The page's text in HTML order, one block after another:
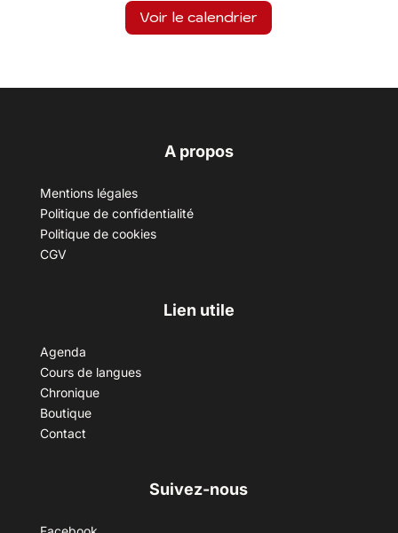
Voir le calendrier
A propos
Mentions légales
Politique de confidentialité
Politique de cookies
CGV
Lien utile
Agenda
Cours de langues
Chronique
Boutique
Contact
Suivez-nous